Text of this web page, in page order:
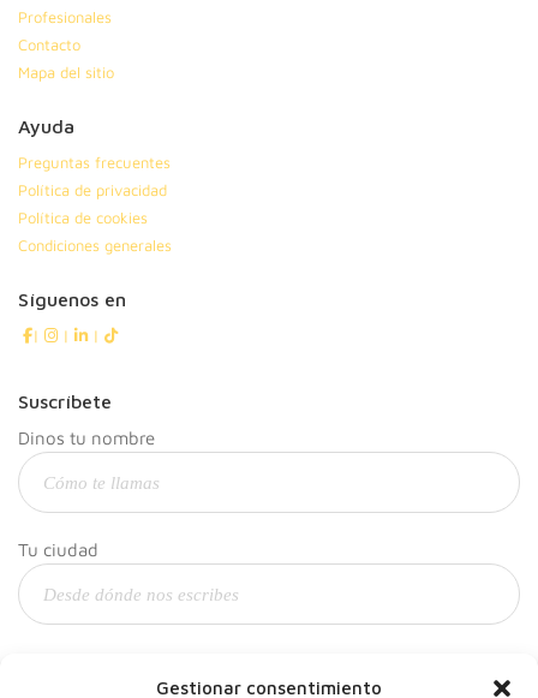
Gestionar consentimiento
Profesionales
Contacto
Mapa del sitio
Ayuda
Preguntas frecuentes
Política de privacidad
Política de cookies
Condiciones generales
Síguenos en
| | |
Suscríbete
Dinos tu nombre
Tu ciudad